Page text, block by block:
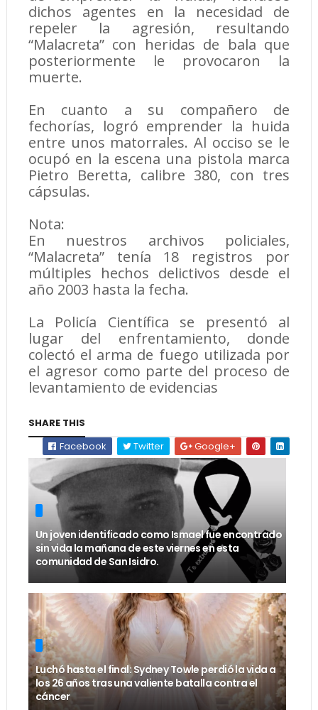
dichos agentes en la necesidad de
repeler la agresión, resultando
“Malacreta” con heridas de bala que
posteriormente le provocaron la
muerte.
En cuanto a su compañero de
fechorías, logró emprender la huida
entre unos matorrales. Al occiso se le
ocupó en la escena una pistola marca
Pietro Beretta, calibre 380, con tres
cápsulas.
Nota:
En nuestros archivos policiales,
“Malacreta” tenía 18 registros por
múltiples hechos delictivos desde el
año 2003 hasta la fecha.
La Policía Científica se presentó al
lugar del enfrentamiento, donde
colectó el arma de fuego utilizada por
el agresor como parte del proceso de
levantamiento de evidencias
SHARE THIS
Facebook
Twitter Google+
Un joven identificado como Ismael fue encontrado
sin vida la mañana de este viernes en esta
comunidad de San Isidro.
Luchó hasta el final: Sydney Towle perdió la vida a
los 26 años tras una valiente batalla contra el
cáncer